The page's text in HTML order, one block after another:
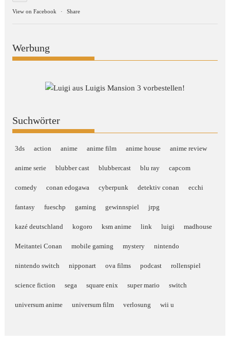
View on Facebook · Share
Werbung
Suchwörter
3ds action anime anime film anime house anime review
anime serie blubber cast blubbercast blu ray capcom
comedy conan edogawa cyberpunk detektiv conan ecchi
fantasy fueschp gaming gewinnspiel jrpg
kazé deutschland kogoro ksm anime link luigi madhouse
Meitantei Conan mobile gaming mystery nintendo
nintendo switch nipponart ova films podcast rollenspiel
science fiction sega square enix super mario switch
universum anime universum film verlosung wii u